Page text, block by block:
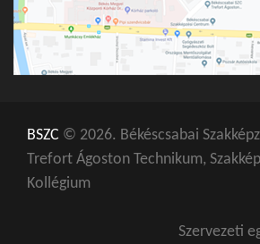
BSZC © 2026. Békéscsabai
Trefort Ágoston Technikum,
Kollégium
Szervezeti